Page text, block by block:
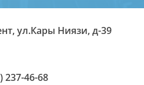
ул.Кары Ниязи, д-39
237-46-68